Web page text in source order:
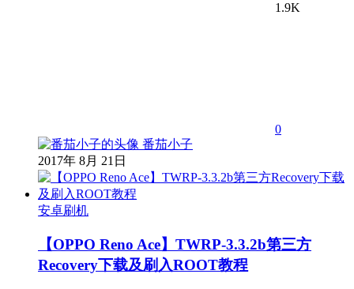
1.9K
0
番茄小子
2017年 8月 21日
安卓刷机
【OPPO Reno Ace】TWRP-3.3.2b第三方
Recovery下载及刷入ROOT教程